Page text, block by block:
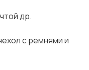
др.
с ремнями и